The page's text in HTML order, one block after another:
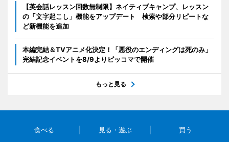
【英会話レッスン回数無制限】ネイティブキャンプ、レッスン
の「文字起こし」機能をアップデート 検索や部分リピートな
ど新機能を追加
本編完結＆TVアニメ化決定！「悪役のエンディングは死のみ」
完結記念イベントを8/9よりピッコマで開催
もっと見る
食べる 見る・遊ぶ 買う